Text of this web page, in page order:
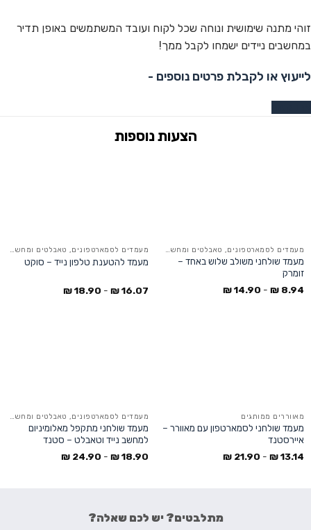
זוהי מתנה שימושית ונוחה שכל לקוח ועובד המשתמשים באופן תדיר
במחשבים ניידים ישמחו לקבל ממך!
לייעוץ או לקבלת פרטים נוספים -
מעמד שולחני משולב שלוש באחד –
זומרק
8.94
₪
-
14.90
₪
מעמד להטענת טלפון נייד – סוקט
16.07
₪
-
18.90
₪
מאווררים ממותגים
מעמד שולחני לסמארטפון עם מאוורר –
איירסטנד
13.14
₪
-
21.90
₪
מעמדים לסמארטפונים, טאבלטים ומחשבים ניידים
מעמד שולחני מתקפל מאלומיניום
למחשב נייד וטאבלט – סטנד
18.90
₪
-
24.90
₪
מתלבטים? יש לכם שאלה?